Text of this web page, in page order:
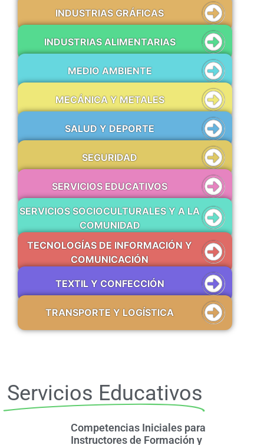
INDUSTRIAS GRÁFICAS
INDUSTRIAS ALIMENTARIAS
MEDIO AMBIENTE
MECÁNICA Y METALES
SALUD Y DEPORTE
SEGURIDAD
SERVICIOS EDUCATIVOS
SERVICIOS SOCIOCULTURALES Y A LA
COMUNIDAD
TECNOLOGÍAS DE INFORMACIÓN Y
COMUNICACIÓN
TEXTIL Y CONFECCIÓN
TRANSPORTE Y LOGÍSTICA
Servicios Educativos
Competencias Iniciales para
Instructores de Formación y